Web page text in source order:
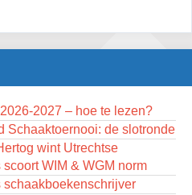
2027 – hoe te lezen?
Schaaktoernooi: de slotronde
wint Utrechtse
WIM & WGM norm
schaakboekenschrijver